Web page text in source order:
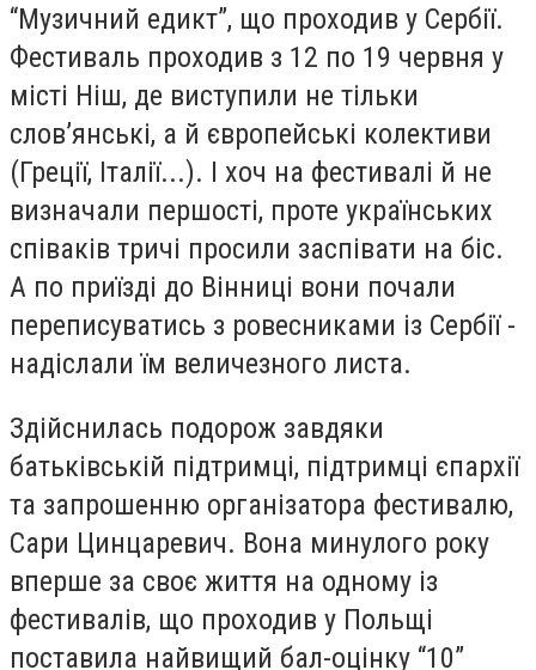
“Музичний едикт”, що проходив у Сербії.
Фестиваль проходив з 12 по 19 червня у
місті Ніш, де виступили не тільки
слов’янські, а й європейські колективи
(Греції, Італії...). І хоч на фестивалі й не
визначали першості, проте українських
співаків тричі просили заспівати на біс.
А по приїзді до Вінниці вони почали
переписуватись з ровесниками із Сербії -
надіслали їм величезного листа.
Здійснилась подорож завдяки
батьківській підтримці, підтримці єпархії
та запрошенню організатора фестивалю,
Сари Цинцаревич. Вона минулого року
вперше за своє життя на одному із
фестивалів, що проходив у Польщі
поставила найвищий бал-оцінку “10”